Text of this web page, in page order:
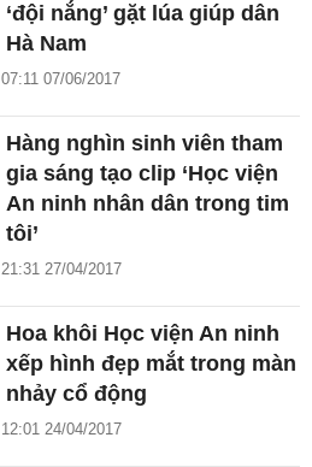
‘đội nắng’ gặt lúa giúp dân
Hà Nam
07:11 07/06/2017
Hàng nghìn sinh viên tham
gia sáng tạo clip ‘Học viện
An ninh nhân dân trong tim
tôi’
21:31 27/04/2017
Hoa khôi Học viện An ninh
xếp hình đẹp mắt trong màn
nhảy cổ động
12:01 24/04/2017